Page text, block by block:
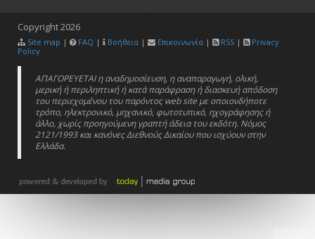
Copyright2026
Site map | FAQ | Βοήθεια | Επικοινωνία | RSS |
Privacy
Policy
ΑΠΑΓΟΡΕΥΕΤΑΙ η αναδημοσίευση, η αναπαραγωγή, ολική,
μερική ή περιληπτική ή κατά παράφραση ή διασκευή απόδοση
του περιεχομένου του παρόντος web site με οποιονδήποτε
τρόπο, ηλεκτρονικό, μηχανικό, φωτοτυπικό, ηχογράφησης ή
άλλο, χωρίς προηγούμενη γραπτή άδεια του εκδότη. Νόμος
2121/1993 και κανόνες Διεθνούς Δικαίου που ισχύουν στην
Ελλάδα.